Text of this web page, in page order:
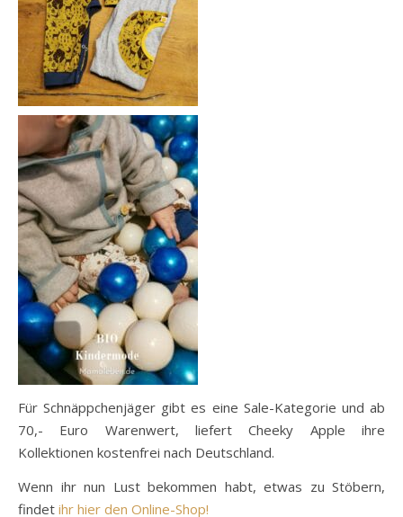
Für Schnäppchenjäger gibt es eine Sale-Kategorie und ab
70,- Euro Warenwert, liefert Cheeky Apple ihre
Kollektionen kostenfrei nach Deutschland.
Wenn ihr nun Lust bekommen habt, etwas zu Stöbern,
findet ihr hier den Online-Shop!